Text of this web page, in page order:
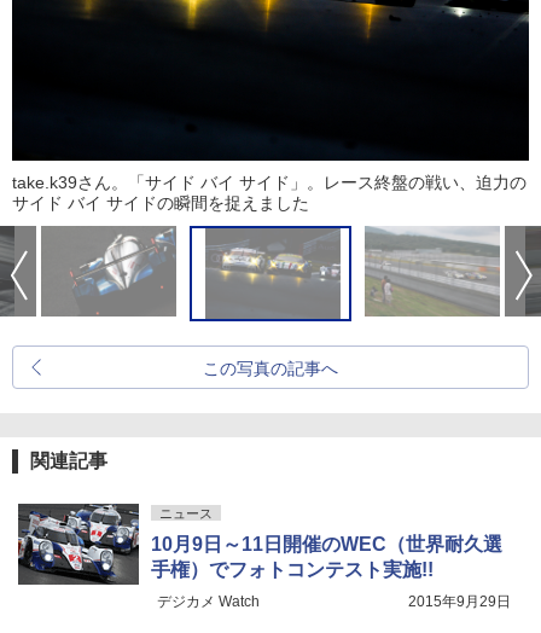
take.k39さん。「サイド バイ サイド」。レース終盤の戦い、迫力の
サイド バイ サイドの瞬間を捉えました
この写真の記事へ
関連記事
ニュース
10月9日～11日開催のWEC（世界耐久選
手権）でフォトコンテスト実施!!
デジカメ Watch 2015年9月29日